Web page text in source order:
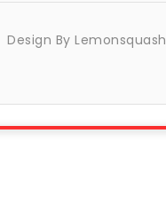
Design ByLemonsquash